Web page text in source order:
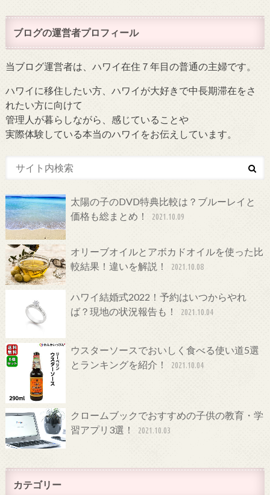
ブログの運営者プロフィール
当ブログ運営者は、ハワイ在住７年目の普通の主婦です。
ハワイに移住したい方、ハワイが大好きで中長期滞在をさ
れたい方に向けて
管理人が暮らしながら、感じていることや
実際体験している本当のハワイをお伝えしています。
太陽の子のDVD特典比較は？ブルーレイと
価格も総まとめ！
2021.10.09
オリーブオイルとアボカドオイルを使った比
較結果！違いを解説！
2021.10.08
ハワイ結婚式2022！予約はいつからやれ
ば？現地の状況報告も！
2021.10.04
ウスターソースでおいしく食べる使い道5選
とランキングを紹介！
2021.10.04
クロームブックでおすすめの子供の教育・学
習アプリ3選！
2021.10.03
カテゴリー